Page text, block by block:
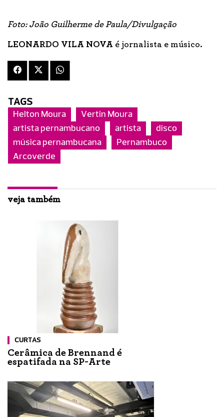
Foto: João Guilherme de Paula/Divulgação
LEONARDO VILA NOVA é jornalista e músico.
TAGS
Helton Moura
Vertin Moura
artista pernambucano
artista
disco
música pernambucana
Pernambuco
Arcoverde
veja também
CURTAS
Cerâmica de Brennand é
espatifada na SP-Arte